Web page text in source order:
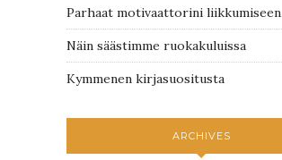
Parhaat motivaattorini liikkumiseen
Näin säästimme ruokakuluissa
Kymmenen kirjasuositusta
ARCHIVES